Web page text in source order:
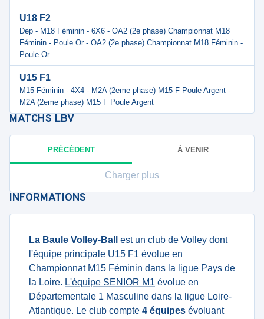
U18 F2
Dep - M18 Féminin - 6X6 - OA2 (2e phase) Championnat M18
Féminin - Poule Or - OA2 (2e phase) Championnat M18 Féminin -
Poule Or
U15 F1
M15 Féminin - 4X4 - M2A (2eme phase) M15 F Poule Argent -
M2A (2eme phase) M15 F Poule Argent
MATCHS LBV
PRÉCÉDENT À VENIR
Charger plus
INFORMATIONS
La Baule Volley-Ball
est un club de Volley dont
l'équipe principale U15 F1 évolue en
Championnat M15 Féminin dans la ligue Pays de
la Loire. L'équipe SENIOR M1 évolue en
Départementale 1 Masculine dans la ligue Loire-
Atlantique. Le club compte 4 équipes évoluant